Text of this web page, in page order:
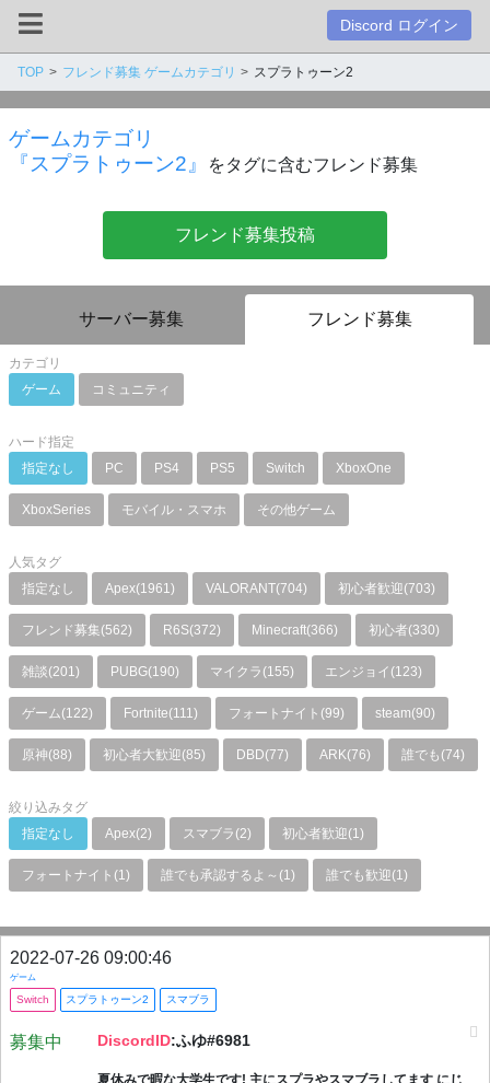
Discord ログイン
TOP フレンド募集 ゲームカテゴリ スプラトゥーン2
ゲームカテゴリ
『スプラトゥーン2』
をタグに含むフレンド募集
フレンド募集投稿
サーバー募集 フレンド募集
カテゴリ
ゲーム
コミュニティ
ハード指定
指定なし
PC PS4 PS5 Switch XboxOne
XboxSeries モバイル・スマホ その他ゲーム
人気タグ
指定なし
Apex(1961) VALORANT(704) 初心者歓迎(703)
フレンド募集(562) R6S(372) Minecraft(366) 初心者(330)
雑談(201) PUBG(190) マイクラ(155) エンジョイ(123)
ゲーム(122) Fortnite(111) フォートナイト(99) steam(90)
原神(88) 初心者大歓迎(85) DBD(77) ARK(76) 誰でも(74)
絞り込みタグ
指定なし
Apex(2) スマブラ(2) 初心者歓迎(1)
フォートナイト(1) 誰でも承認するよ～(1) 誰でも歓迎(1)
2022-07-26 09:00:46
ゲーム
Switch スプラトゥーン2 スマブラ
募集中 DiscordID:ふゆ#6981
夏休みで暇な大学生です! 主にスプラやスマブラしてます にじ